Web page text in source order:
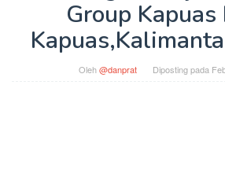
Group Kapuas
Oleh@danprat Diposting pada